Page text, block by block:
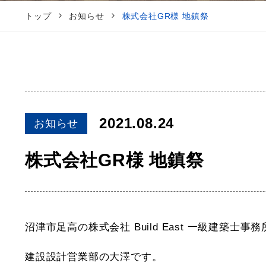
トップ お知らせ 株式会社GR様 地鎮祭
お知らせ 2021.08.24
株式会社GR様 地鎮祭
沼津市足高の株式会社 Build East 一級建築士事務
建設設計営業部の大澤です。